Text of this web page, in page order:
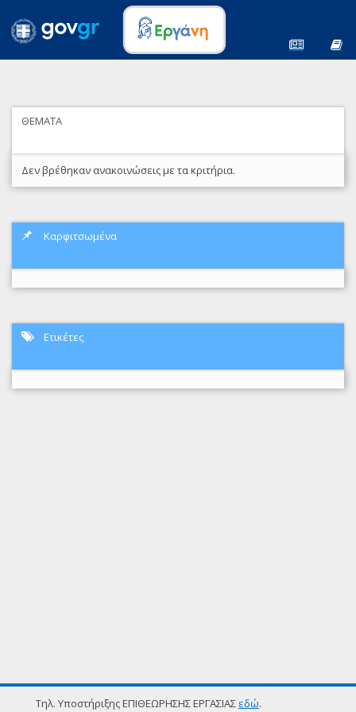
ΘΕΜΑΤΑ
Δεν βρέθηκαν ανακοινώσεις με τα κριτήρια.
Καρφιτσωμένα
Ετικέτες
Τηλ. Υποστήριξης ΕΠΙΘΕΩΡΗΣΗΣ ΕΡΓΑΣΙΑΣ εδώ.